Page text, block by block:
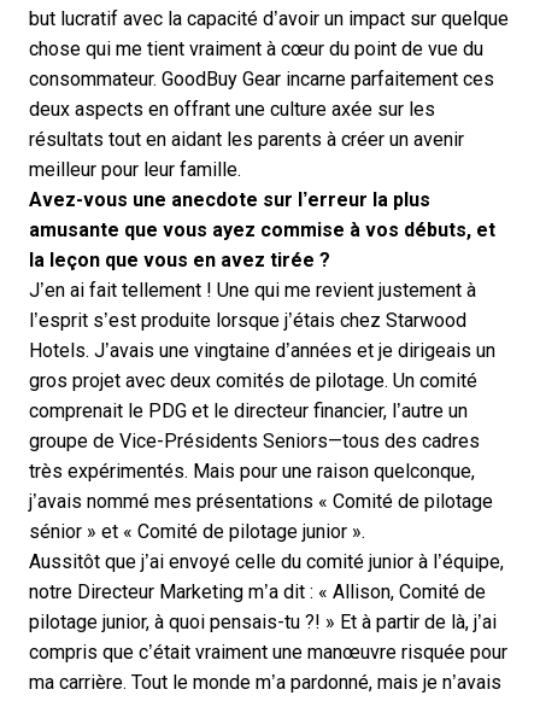
but lucratif avec la capacité d’avoir un impact sur quelque
chose qui me tient vraiment à cœur du point de vue du
consommateur. GoodBuy Gear incarne parfaitement ces
deux aspects en offrant une culture axée sur les
résultats tout en aidant les parents à créer un avenir
meilleur pour leur famille.
Avez-vous une anecdote sur l’erreur la plus
amusante que vous ayez commise à vos débuts, et
la leçon que vous en avez tirée ?
J’en ai fait tellement ! Une qui me revient justement à
l’esprit s’est produite lorsque j’étais chez Starwood
Hotels. J’avais une vingtaine d’années et je dirigeais un
gros projet avec deux comités de pilotage. Un comité
comprenait le PDG et le directeur financier, l’autre un
groupe de Vice-Présidents Seniors—tous des cadres
très expérimentés. Mais pour une raison quelconque,
j’avais nommé mes présentations « Comité de pilotage
sénior » et « Comité de pilotage junior ».
Aussitôt que j’ai envoyé celle du comité junior à l’équipe,
notre Directeur Marketing m’a dit : « Allison, Comité de
pilotage junior, à quoi pensais-tu ?! » Et à partir de là, j’ai
compris que c’était vraiment une manœuvre risquée pour
ma carrière. Tout le monde m’a pardonné, mais je n’avais